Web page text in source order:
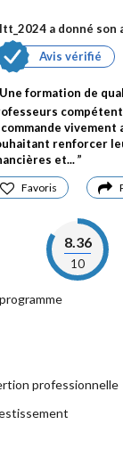
a donné son
Avis vérifié
Une formation de
vivement
renforcer
et...
Favoris
8.36
10
professionnelle